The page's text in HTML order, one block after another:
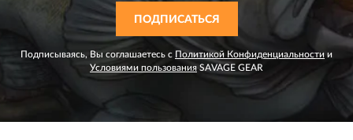
ПОДПИСАТЬСЯ
Подписываясь, Вы соглашаетесь с Политикой Конфиденциальности и
Условиями пользованияSAVAGE GEAR